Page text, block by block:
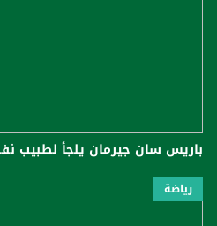
باريس سان جيرمان يلجأ لطبيب
رياضة